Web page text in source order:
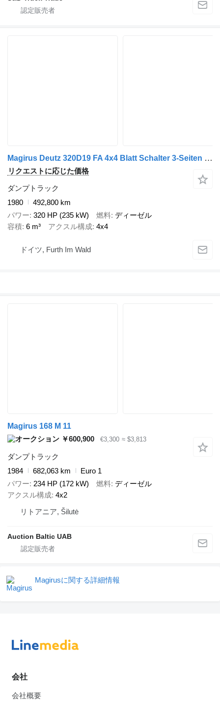
Magirus Deutz 320D19 FA 4x4 Blatt Schalter 3-Seiten Kipper
リクエストに応じた価格
ダンプトラック
1980
492,800 km
パワー 320 HP (235 kW) 燃料 ディーゼル
容積 6 m³ アクスル構成 4x4
ドイツ, Furth Im Wald
Magirus 168 M 11
￥600,900
€3,300 ≈ $3,813
ダンプトラック
1984
682,063 km
Euro 1
パワー 234 HP (172 kW) 燃料 ディーゼル
アクスル構成 4x2
リトアニア, Šilutė
Auction Baltic UAB
Magirusに関する詳細情報
会社
会社概要